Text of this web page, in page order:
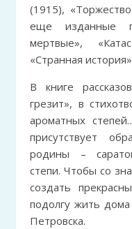
(1915),
еще изданные
мертвые»,
«Странная
В книге
грезит», в
ароматных
присутствует
родины –
степи. Чтобы со
создать
подолгу жить
Петровска.